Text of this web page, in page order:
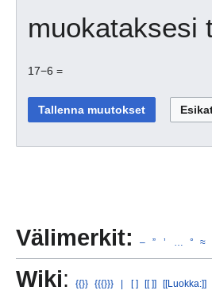
muokataksesi
17−6 =
Välimerkit: – ” ’ ° ≈
Wiki: {{}} {{{}}} | [ ] [[ ]] [[Luokka:]]